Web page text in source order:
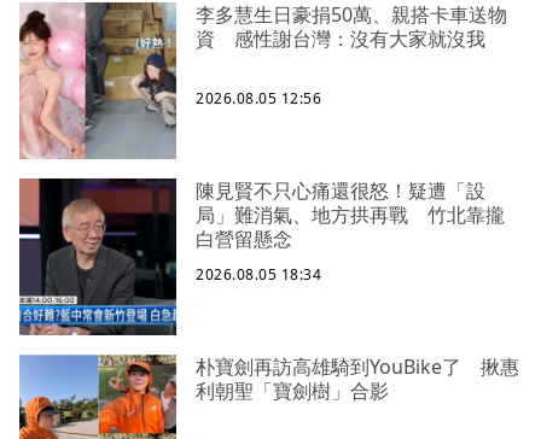
李多慧生日豪捐50萬、親搭卡車送物
資 感性謝台灣：沒有大家就沒我
2026.08.05 12:56
陳見賢不只心痛還很怒！疑遭「設
局」難消氣、地方拱再戰 竹北靠攏
白營留懸念
2026.08.05 18:34
朴寶劍再訪高雄騎到YouBike了 揪惠
利朝聖「寶劍樹」合影